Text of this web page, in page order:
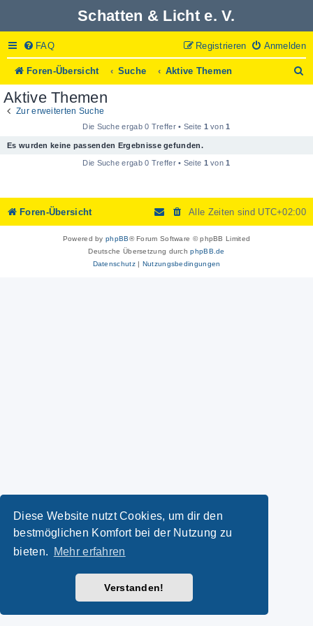
Diese Website nutzt Cookies, um dir den
bestmöglichen Komfort bei der Nutzung zu
bieten.
Mehr erfahren
Verstanden!
Schatten & Licht e. V.
FAQ Anmelden
Registrieren
Foren-Übersicht Suche Aktive Themen
u
Aktive Themen
Zur erweiterten Suche
Die Suche ergab 0 Treffer • Seite 1von1
Es wurden keine passenden Ergebnisse gefunden.
Die Suche ergab 0 Treffer • Seite 1von1
Foren-Übersicht Alle Zeiten sind UTC+02:00
Powered byphpBB® Forum Software © phpBB Limited
Deutsche Übersetzung durchphpBB.de
Datenschutz| Nutzungsbedingungen